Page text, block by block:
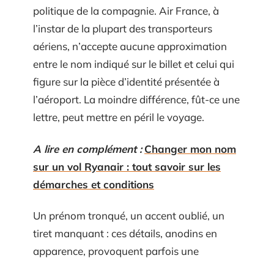
politique de la compagnie. Air France, à
l’instar de la plupart des transporteurs
aériens, n’accepte aucune approximation
entre le nom indiqué sur le billet et celui qui
figure sur la pièce d’identité présentée à
l’aéroport. La moindre différence, fût-ce une
lettre, peut mettre en péril le voyage.
A lire en complément : Changer mon nom
sur un vol Ryanair : tout savoir sur les
démarches et conditions
Un prénom tronqué, un accent oublié, un
tiret manquant : ces détails, anodins en
apparence, provoquent parfois une